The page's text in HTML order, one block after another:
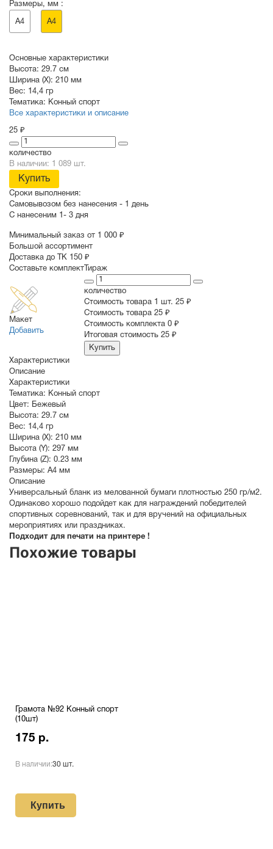
Размеры, мм :
A4 A4
Основные характеристики
Высота: 29.7 см
Ширина (X): 210 мм
Вес: 14,4 гр
Тематика: Конный спорт
Все характеристики и описание
25 ₽
количество
В наличии: 1 089 шт.
Купить
Сроки выполнения:
Самовывозом без нанесения -
1 день
С нанесеним
1- 3 дня
Минимальный заказ от 1 000 ₽
Большой ассортимент
Доставка до ТК 150 ₽
Составьте комплект
Макет
Добавить
Тираж
количество
Стоимость товара 1 шт. 25 ₽
Cтоимость товара 25 ₽
Стоимость комплекта 0 ₽
Итоговая стоимость 25 ₽
Купить
Характеристики
Описание
Характеристики
Тематика: Конный спорт
Цвет: Бежевый
Высота: 29.7 см
Вес: 14,4 гр
Ширина (X): 210 мм
Высота (Y): 297 мм
Глубина (Z): 0.23 мм
Размеры: A4 мм
Описание
Универсальный бланк из мелованной бумаги плотностью 250 гр/м2.
Одинаково хорошо подойдет как для награждений победителей
спортивных соревнований, так и для вручений на официальных
мероприятиях или праздниках.
Подходит для печати на принтере !
Похожие товары
Грамота №92 Конный спорт
(10шт)
175 р.
В наличии:30 шт.
Купить